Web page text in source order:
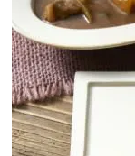
search
季満喫便
の煎華